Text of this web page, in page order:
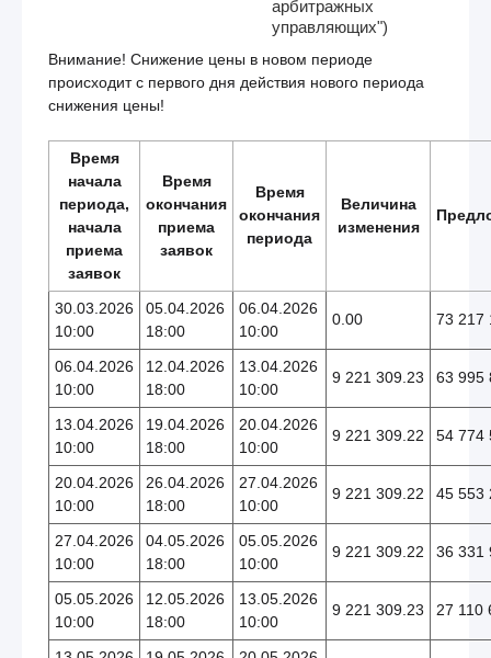
арбитражных
управляющих")
Внимание! Снижение цены в новом периоде
происходит с первого дня действия нового периода
снижения цены!
Время
начала
периода,
начала
приема
заявок
Время
окончания
приема
заявок
Время
окончания
периода
Величина
изменения
30.03.2026
10:00
05.04.2026
18:00
06.04.2026
10:00
0.00 73 217
06.04.2026
10:00
12.04.2026
18:00
13.04.2026
10:00
9 221 309.23 63 995
13.04.2026
10:00
19.04.2026
18:00
20.04.2026
10:00
9 221 309.22 54 774
20.04.2026
10:00
26.04.2026
18:00
27.04.2026
10:00
9 221 309.22 45 553
27.04.2026
10:00
04.05.2026
18:00
05.05.2026
10:00
9 221 309.22 36 331
05.05.2026
10:00
12.05.2026
18:00
13.05.2026
10:00
9 221 309.23 27 110